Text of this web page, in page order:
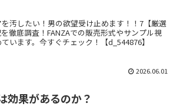
汚したい！男の欲望受け止めます！！7【厳選
徹底調査！FANZAでの販売形式やサンプル視
います。今すぐチェック！【d_544876】
2026.06.01
効果があるのか？